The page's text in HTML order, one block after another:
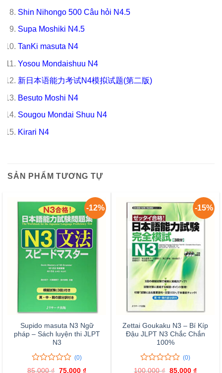
Shin Nihongo 500 Câu hỏi N4.5
Supa Moshiki N4.5
TanKi masuta N4
Yosou Mondaishuu N4
新日本语能力考试N4模拟试题(第二版)
Besuto Moshi N4
Sougou Mondai Shuu N4
Kirari N4
SẢN PHẨM TƯƠNG TỰ
-12%
Supido masuta N3 Ngữ
pháp – Sách luyện thi JLPT
N3
0
0
(0)
85,000₫ Giá
75,000 ₫Giá
-15%
Zettai Goukaku N3 – Bí Kíp
Đậu JLPT N3 Chắc Chắn
100%
0
0
(0)
100,000₫ Giá
85,000 ₫Giá